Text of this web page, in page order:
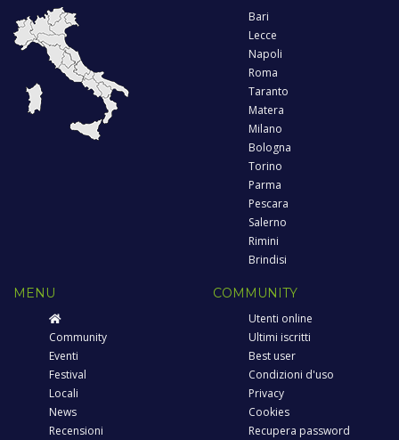
Bari
Lecce
Napoli
Roma
Taranto
Matera
Milano
Bologna
Torino
Parma
Pescara
Salerno
Rimini
Brindisi
MENU
Community
Eventi
Festival
Locali
News
Recensioni
COMMUNITY
Utenti online
Ultimi iscritti
Best user
Condizioni d'uso
Privacy
Cookies
Recupera password